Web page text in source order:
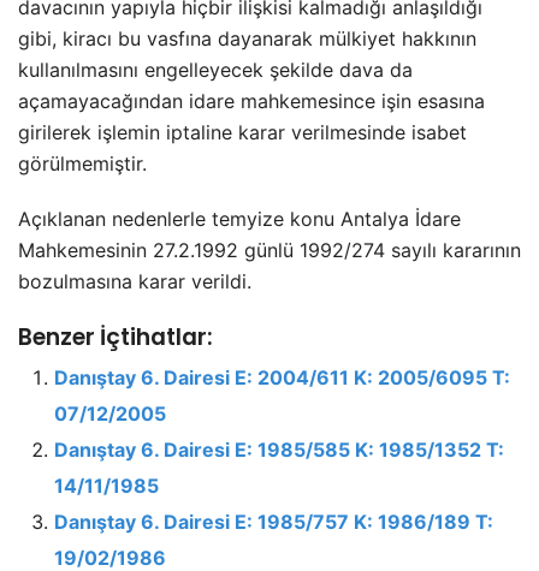
davacının yapıyla hiçbir ilişkisi kalmadığı anlaşıldığı
gibi, kiracı bu vasfına dayanarak mülkiyet hakkının
kullanılmasını engelleyecek şekilde dava da
açamayacağından idare mahkemesince işin esasına
girilerek işlemin iptaline karar verilmesinde isabet
görülmemiştir.
Açıklanan nedenlerle temyize konu Antalya İdare
Mahkemesinin 27.2.1992 günlü 1992/274 sayılı kararının
bozulmasına karar verildi.
Benzer İçtihatlar:
Danıştay 6. Dairesi E: 2004/611 K: 2005/6095 T:
07/12/2005
Danıştay 6. Dairesi E: 1985/585 K: 1985/1352 T:
14/11/1985
Danıştay 6. Dairesi E: 1985/757 K: 1986/189 T:
19/02/1986